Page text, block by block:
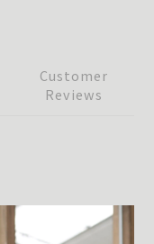
Customer
Reviews